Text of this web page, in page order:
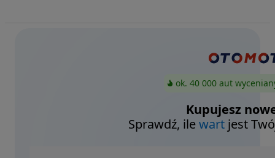
ok. 40 000 aut
Kupujesz
Sprawdź, ilewart jest